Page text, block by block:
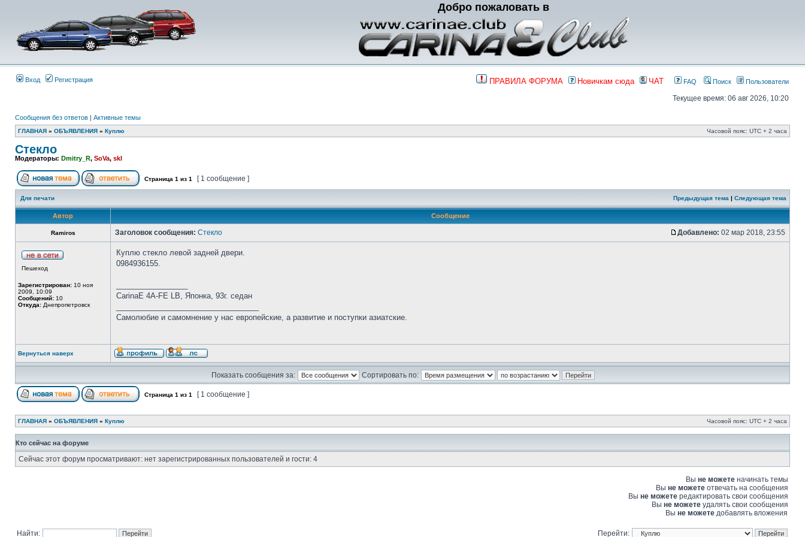
Добро пожаловать в
Вход Регистрация ПРАВИЛА ФОРУМА Новичкам сюда ЧАТ FAQ Поиск Пользователи
Текущее время: 06 авг 2026, 10:20
Сообщения без ответов | Активные темы
ГЛАВНАЯ » ОБЪЯВЛЕНИЯ » Куплю Часовой пояс: UTC + 2 часа
Стекло
Модераторы: Dmitry_R, SoVa, skl
Страница 1 из 1 [ 1 сообщение ]
Для печати Предыдущая тема | Следующая тема
Автор Сообщение
Ramiros Заголовок сообщения: Стекло Добавлено: 02 мар 2018, 23:55
Пешеход
Зарегистрирован: 10 ноя
2009, 10:09
Сообщений: 10
Откуда: Днепропетровск
Куплю стекло левой задней двери.
0984936155.
CarinaE 4A-FE LB, Японка, 93г. седан
Самолюбие и самомнение у нас европейские, а развитие и поступки азиатские.
Вернуться наверх
Показать сообщения за: Сортировать по:
Страница 1 из 1 [ 1 сообщение ]
ГЛАВНАЯ » ОБЪЯВЛЕНИЯ » Куплю Часовой пояс: UTC + 2 часа
Кто сейчас на форуме
Сейчас этот форум просматривают: нет зарегистрированных пользователей и гости: 4
Вы не можете начинать темы
Вы не можете отвечать на сообщения
Вы не можете редактировать свои сообщения
Вы не можете удалять свои сообщения
Вы не можете добавлять вложения
Найти: Перейти: